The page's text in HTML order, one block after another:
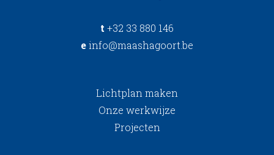
t +32 33 880 146
einfo@maashagoort.be
Lichtplan maken
Onze werkwijze
Projecten